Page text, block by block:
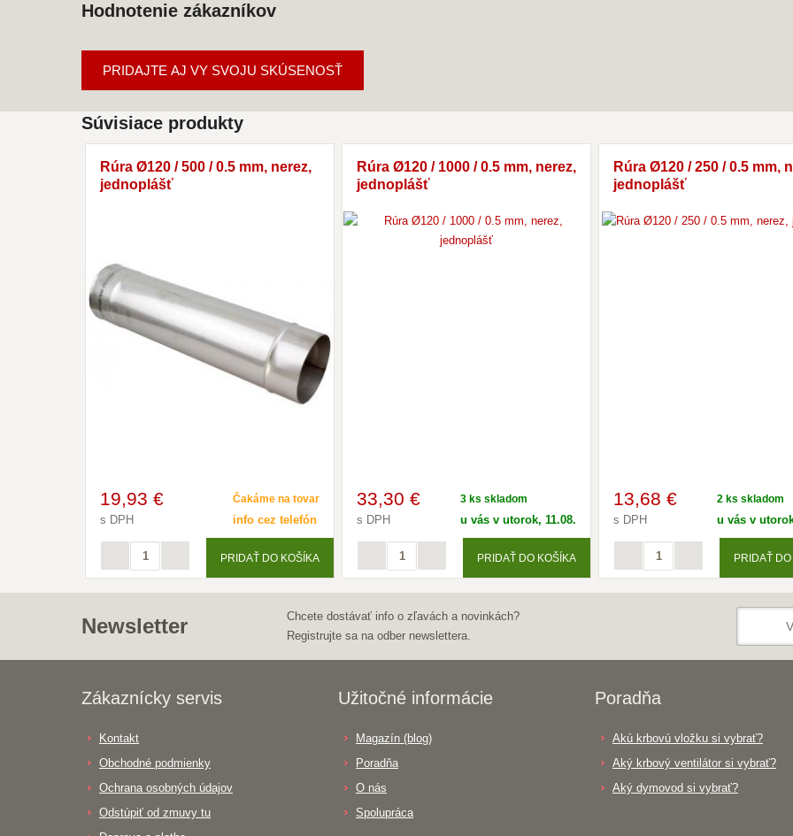
Hodnotenie zákazníkov
PRIDAJTE AJ VY SVOJU SKÚSENOSŤ
Súvisiace produkty
Rúra Ø120 / 500 / 0.5 mm, nerez,
jednoplášť
19,93 €
s DPH
Čakáme na tovar
info cez telefón
PRIDAŤ DO KOŠÍKA
Rúra Ø120 / 1000 / 0.5 mm, nerez,
jednoplášť
33,30 €
s DPH
3 ks skladom
u vás v utorok, 11.08.
PRIDAŤ DO KOŠÍKA
Rúra Ø120 / 250 / 0.5 mm,
jednoplášť
13,68 €
s DPH
2 ks skladom
u vás v
PRIDAŤ
Newsletter
Chcete dostávať info o zľavách a novinkách?
Registrujte sa na odber newslettera.
Zákaznícky servis
Kontakt
Obchodné podmienky
Ochrana osobných údajov
Odstúpiť od zmuvy tu
Užitočné informácie
Magazín (blog)
Poradňa
O nás
Spolupráca
Poradňa
Akú krbovú vložku si vybrať?
Aký krbový ventilátor si vybrať?
Aký dymovod si vybrať?